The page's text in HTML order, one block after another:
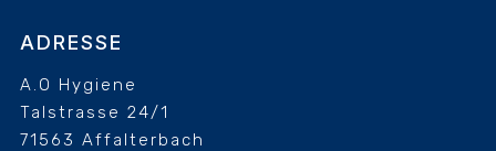
ADRESSE
A.O Hygiene
Talstrasse 24/1
71563 Affalterbach